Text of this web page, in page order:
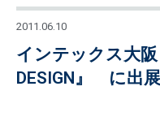
2011.06.10
インテックス大
DESIGN』 に出